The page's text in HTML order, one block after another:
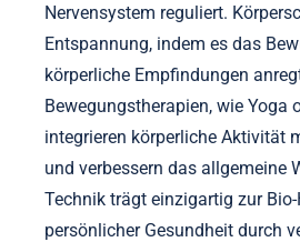
Nervensystem reguliert.
Entspannung, indem es das
körperliche Empfindungen
Bewegungstherapien, wie Yoga
integrieren körperliche Aktivität
und verbessern das allgemeine
Technik trägt einzigartig zur
persönlicher Gesundheit durch